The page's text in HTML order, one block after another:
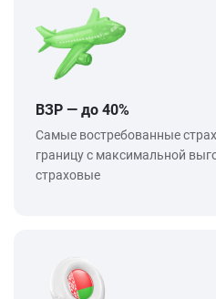
ВЗР — до 40%
Самые востребованные
границу с максимальной
страховые